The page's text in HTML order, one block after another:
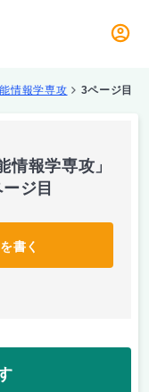
情報学専攻 3ページ目
情報学専攻」
ジ目
書く